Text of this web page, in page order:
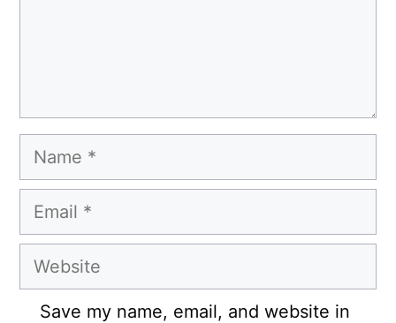
Name
Email
Website
Save my name, email, and website in